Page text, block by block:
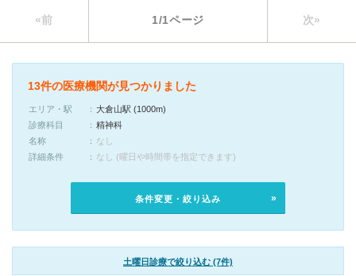
«前 1/1ページ 次»
13件の医療機関が見つかりました
エリア・駅
大倉山駅 (1000m)
診療科目
精神科
名称
なし
詳細条件
なし (曜日や時間帯を指定できます)
条件変更・絞り込み
土曜日診療で絞り込む (7件)